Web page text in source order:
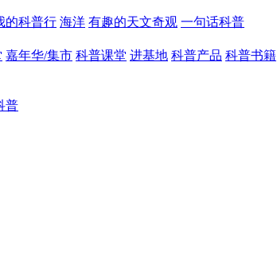
的科普行 海洋 有趣的天文奇观 一句话科普
嘉年华/集市 科普课堂 进基地 科普产品 科普书籍
普